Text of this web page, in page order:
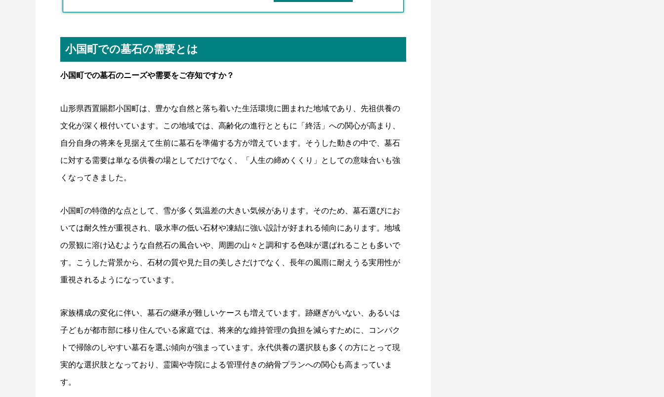
小国町での墓石の需要とは
小国町での墓石のニーズや需要をご存知ですか？
山形県西置賜郡小国町は、豊かな自然と落ち着いた生活環境に囲まれた地域であり、先祖供養の
文化が深く根付いています。この地域では、高齢化の進行とともに「終活」への関心が高まり、
自分自身の将来を見据えて生前に墓石を準備する方が増えています。そうした動きの中で、墓石
に対する需要は単なる供養の場としてだけでなく、「人生の締めくくり」としての意味合いも強
くなってきました。
小国町の特徴的な点として、雪が多く気温差の大きい気候があります。そのため、墓石選びにお
いては耐久性が重視され、吸水率の低い石材や凍結に強い設計が好まれる傾向にあります。地域
の景観に溶け込むような自然石の風合いや、周囲の山々と調和する色味が選ばれることも多いで
す。こうした背景から、石材の質や見た目の美しさだけでなく、長年の風雨に耐えうる実用性が
重視されるようになっています。
家族構成の変化に伴い、墓石の継承が難しいケースも増えています。跡継ぎがいない、あるいは
子どもが都市部に移り住んでいる家庭では、将来的な維持管理の負担を減らすために、コンパク
トで掃除のしやすい墓石を選ぶ傾向が強まっています。永代供養の選択肢も多くの方にとって現
実的な選択肢となっており、霊園や寺院による管理付きの納骨プランへの関心も高まっていま
す。